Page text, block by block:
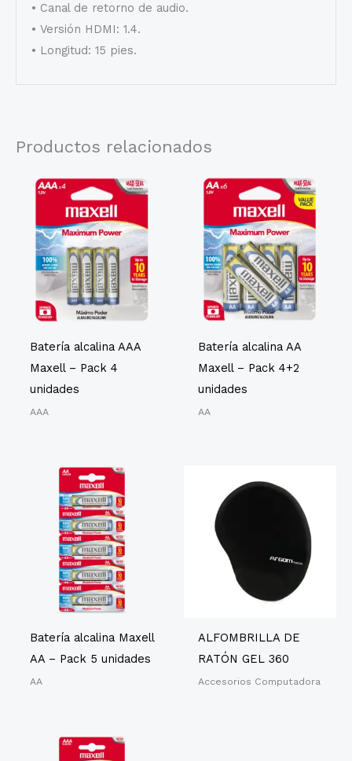
• Canal de retorno de audio.
• Versión HDMI: 1.4.
• Longitud: 15 pies.
Productos relacionados
Batería alcalina AAA
Maxell – Pack 4
unidades
AAA
Batería alcalina AA
Maxell – Pack 4+2
unidades
AA
Batería alcalina Maxell
AA – Pack 5 unidades
AA
ALFOMBRILLA DE
RATÓN GEL 360
Accesorios Computadora